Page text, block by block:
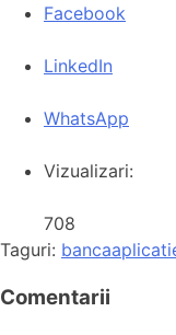
Facebook
LinkedIn
WhatsApp
Vizualizari:
708
Taguri: banca
Comentarii